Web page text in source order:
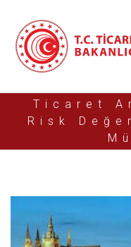
Ticaret
Risk